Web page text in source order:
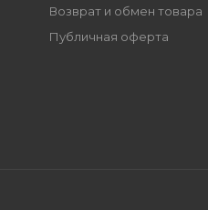
Возврат и обмен товара
Публичная оферта